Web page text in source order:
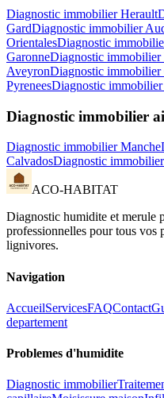
Diagnostic immobilier Herault
GardDiagnostic immobilier
OrientalesDiagnostic
GaronneDiagnostic immobilier
AveyronDiagnostic immobilier
PyreneesDiagnostic immobilier
Diagnostic immobilier
Diagnostic immobilier Manche
CalvadosDiagnostic immobilier
ACO-HABITAT
Diagnostic humidite et merule
professionnelles pour tous vos
lignivores.
Navigation
AccueilServicesFAQContact
departement
Problemes d'humidite
Diagnostic immobilier